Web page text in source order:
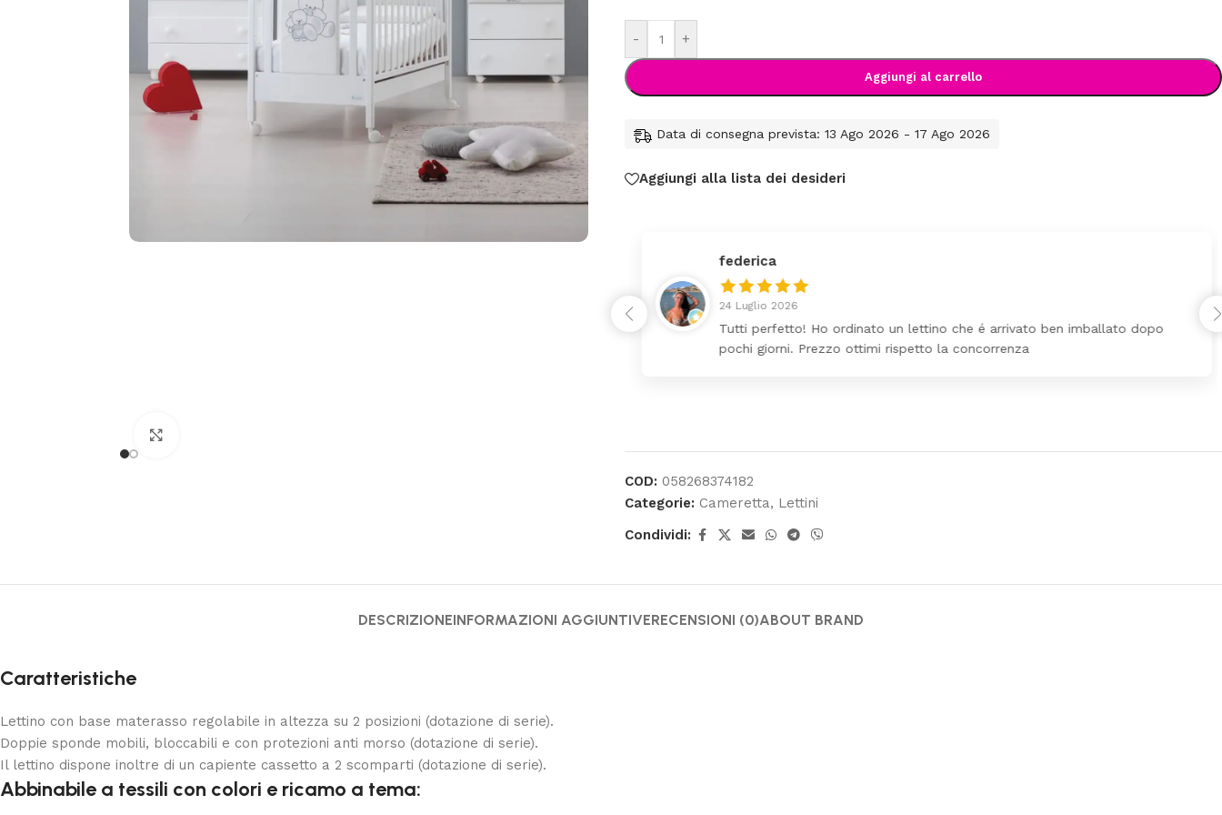
- +
Aggiungi al carrello
Data di consegna prevista: 13 Ago 2026 - 17 Ago 2026
Aggiungi alla lista dei desideri
federica
24 Luglio 2026
Tutti perfetto! Ho ordinato un lettino che é arrivato ben imballato dopo
pochi giorni. Prezzo ottimi rispetto la concorrenza
COD: 058268374182
Categorie: Cameretta, Lettini
Condividi:
DESCRIZIONEINFORMAZIONI AGGIUNTIVERECENSIONI (0)ABOUT BRAND
Caratteristiche
Lettino con base materasso regolabile in altezza su 2 posizioni (dotazione di serie).
Doppie sponde mobili, bloccabili e con protezioni anti morso (dotazione di serie).
Il lettino dispone inoltre di un capiente cassetto a 2 scomparti (dotazione di serie).
Abbinabile a tessili con colori e ricamo a tema: